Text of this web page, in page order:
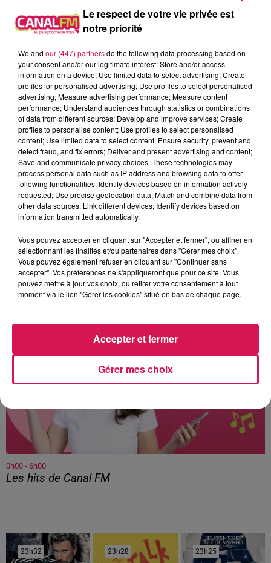
nourris. Les chiens et chats ont tous été mis à l’abri au
refuge d’Hirson et une plainte sera déposée dès demain
UNE REPRISE DES COURS, DÈS HIER MATIN, POUR
21 CLASSES SUR 42, TOUS NIVEAUX CONFONDUS,
AU LYCÉE JOLIOT-CURIE À HIRSON
L’organisation des cours et le fonctionnement de cet
établissement ont été totalement repensée. Désormais et
jusqu’à nouvel ordre, le port du masque est obligatoire dès
son entrée dans le lycée. Les élèves resteront dans leur
salle après chaque cours et ce sont donc uniquement les
professeurs qui se déplacent toutes les heures. Enfin, un
sens unique de circulation a été établi dans le lycée
hirsonnais, afin de limiter les croisements et les contacts
classes pour le lycée professionnel de Guise aura lieu
demain.
À L'ANTENNE
0h00 - 6h00
Les hits de Canal FM
23h32
23h32 23h28
23h28 23h25
23h25
Le respect de votre vie privée est
notre priorité
We and our (447) partnersdo the following data processing based on
your consent and/or our legitimate interest: Store and/or access
information on a device; Use limited data to select advertising; Create
profiles for personalised advertising; Use profiles to select personalised
advertising; Measure advertising performance; Measure content
performance; Understand audiences through statistics or combinations
of data from different sources; Develop and improve services; Create
profiles to personalise content; Use profiles to select personalised
content; Use limited data to select content; Ensure security, prevent and
detect fraud, and fix errors; Deliver and present advertising and content;
Save and communicate privacy choices. These technologies may
process personal data such as IP address and browsing data to offer
following functionalities: Identify devices based on information actively
requested; Use precise geolocation data; Match and combine data from
other data sources; Link different devices; Identify devices based on
information transmitted automatically.
Vous pouvez accepter en cliquant sur "Accepter et fermer", ou affiner en
sélectionnant les finalités et/ou partenaires dans "Gérer mes choix".
Vous pouvez également refuser en cliquant sur "Continuer sans
accepter". Vos préférences ne s'appliqueront que pour ce site. Vous
pouvez mettre à jour vos choix, ou retirer votre consentement à tout
moment via le lien "Gérer les cookies" situé en bas de chaque page.
Gérer mes choix
Accepter et fermer